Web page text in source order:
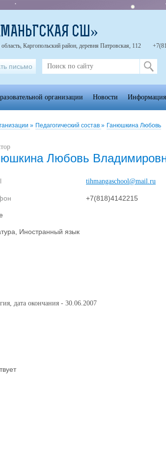
» Педагогический состав » Ганюшкина Любовь
Любовь
tihmangaschool@mail.ru
+7(818)4142215
Иностранный язык
дата окончания - 30.06.2007
СШ»
Каргопольский район, деревня Патровская, 112
письмо
организации Новости Информация